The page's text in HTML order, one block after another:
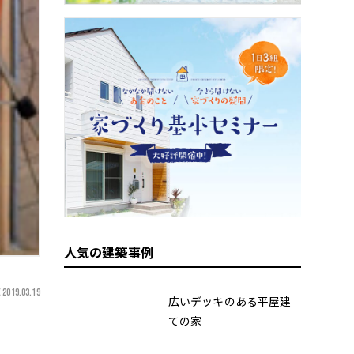
2019.03.19
人気の建築事例
広いデッキのある平屋建
ての家